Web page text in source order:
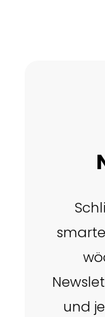
und